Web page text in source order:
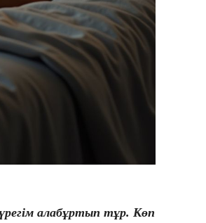
алабұртып тұр. Көп